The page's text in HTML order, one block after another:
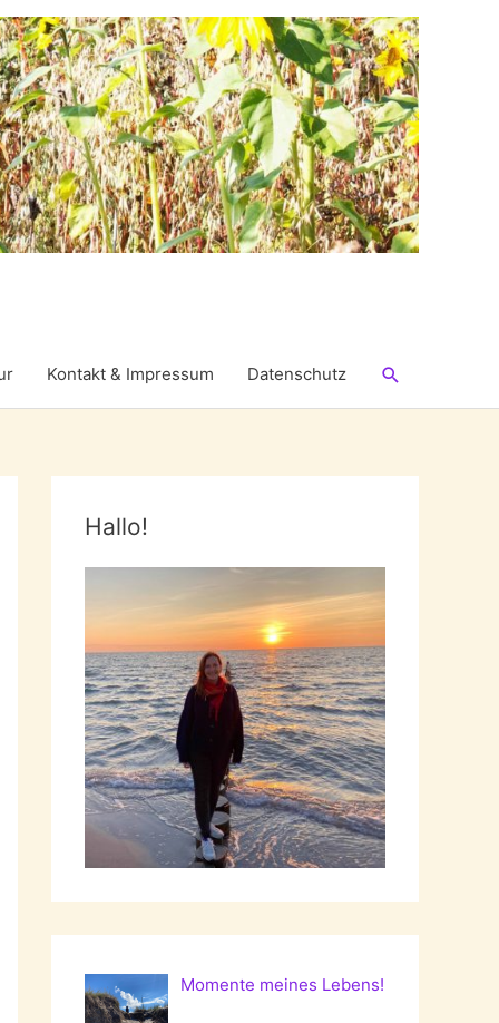
Kontakt & Impressum Datenschutz Suchen
Hallo!
Momente meines Lebens!